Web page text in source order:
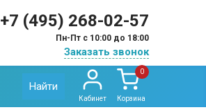
+7 (495) 268-02-57
Пн-Пт с 10:00 до 18:00
Заказать звонок
Найти
Кабинет
0
Корзина